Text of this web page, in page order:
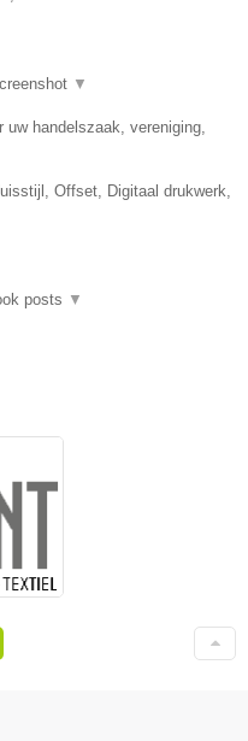
▼
handelszaak, vereniging,
Offset, Digitaal drukwerk,
posts ▼